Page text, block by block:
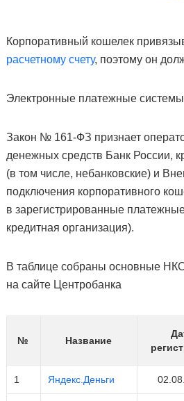
Корпоративный кошелек
расчетному счету, поэтому он
Электронные платежные
Закон № 161-ФЗ признает
денежных средств Банк России,
(в том числе, небанковские) и
подключения корпоративного
в зарегистрированные
кредитная организация).
В таблице собраны основные
на сайте Центробанка
№ Название
1 Яндекс.Деньги